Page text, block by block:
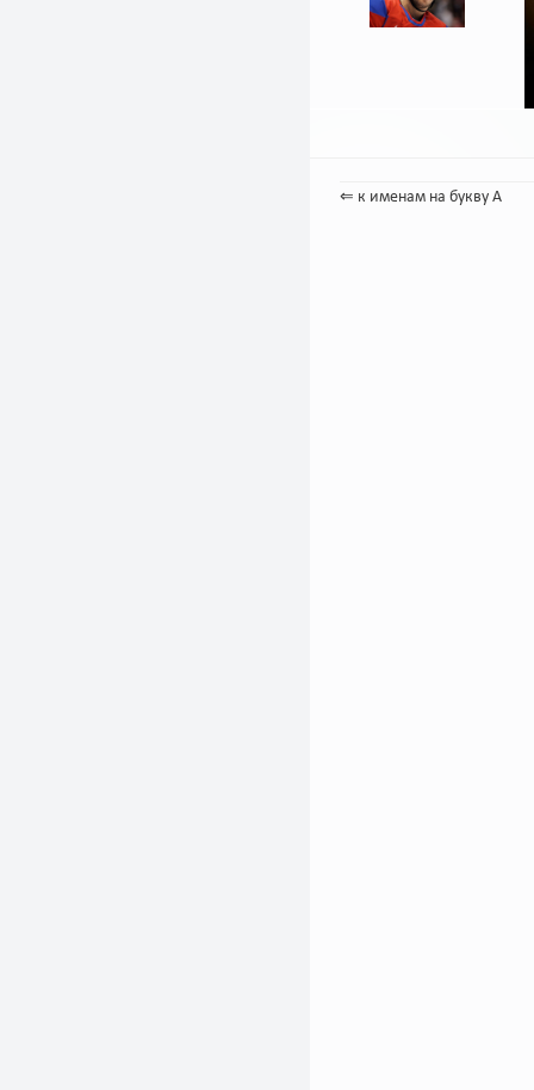
⇐ к именам на букву А